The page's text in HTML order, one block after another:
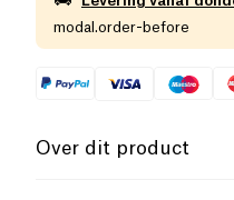
modal.order-before
Over dit product